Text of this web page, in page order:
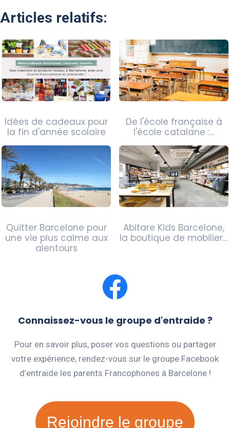
Articles relatifs:
Idées de cadeaux pour
la fin d'année scolaire
De l'école française à
l'école catalane :…
Quitter Barcelone pour
une vie plus calme aux
alentours
Abitare Kids Barcelone,
la boutique de mobilier…
Connaissez-vous le groupe d'entraide ?
Pour en savoir plus, poser vos questions ou partager
votre expérience, rendez-vous sur le groupe Facebook
d’entraide les parents Francophones à Barcelone !
Rejoindre le groupe